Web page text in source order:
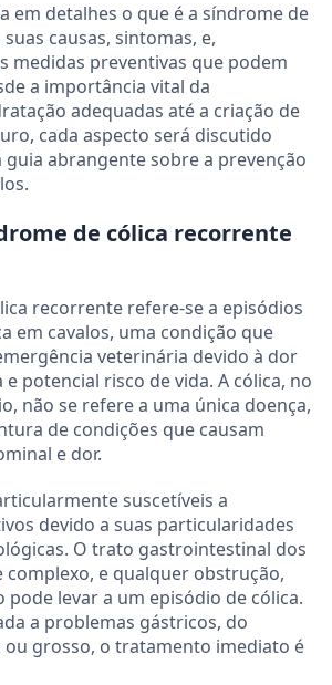
em detalhes o que é a síndrome de
causas, sintomas, e,
medidas preventivas que podem
a importância vital da
adequadas até a criação de
cada aspecto será discutido
abrangente sobre a prevenção
de cólica recorrente
recorrente refere-se a episódios
em cavalos, uma condição que
veterinária devido à dor
potencial risco de vida. A cólica, no
não se refere a uma única doença,
de condições que causam
e dor.
suscetíveis a
devido a suas particularidades
O trato gastrointestinal dos
complexo, e qualquer obstrução,
pode levar a um episódio de cólica.
a problemas gástricos, do
grosso, o tratamento imediato é